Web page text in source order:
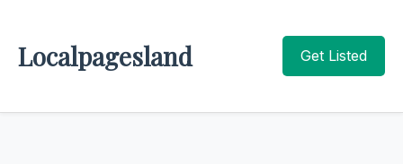
Localpagesland Get Listed